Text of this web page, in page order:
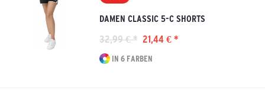
DAMEN CLASSIC 5-C SHORTS
32,99 € * 21,44 € *
IN 6 FARBEN